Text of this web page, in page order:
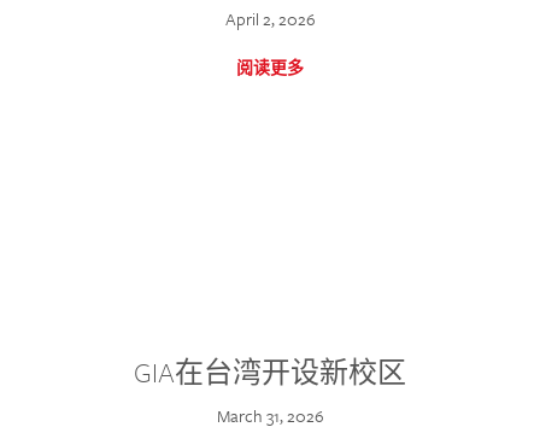
April 2, 2026
阅读更多
GIA在台湾开设新校区
March 31, 2026